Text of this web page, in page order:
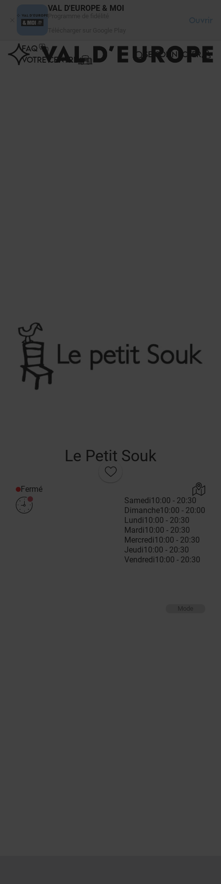
VAL D'EUROPE & MOI
Ouvrir
FAQ
VOTRE CENTRE
SE CONNECTER
Le Petit Souk
Fermé
Samedi10:00 - 20:30
Dimanche10:00 - 20:00
Lundi10:00 - 20:30
Mardi10:00 - 20:30
Mercredi10:00 - 20:30
Jeudi10:00 - 20:30
Vendredi10:00 - 20:30
Mode
Panneau de gestion des cookies